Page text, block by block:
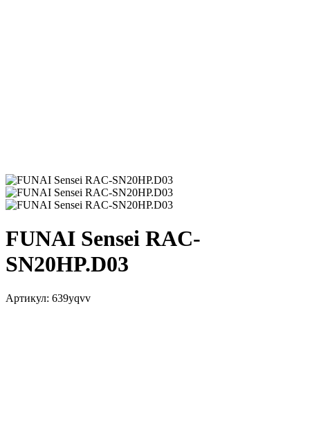
FUNAI Sensei RAC-
SN20HP.D03
Артикул: 639yqvv